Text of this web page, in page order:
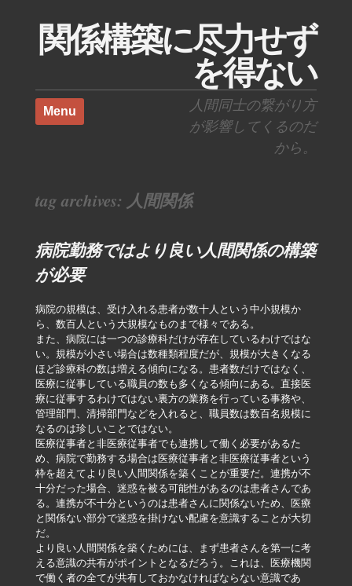
関係構築に尽力せず
を得ない
人間同士の繋がり方
が影響してくるのだ
から。
Menu
Skip to content
tag archives: 人間関係
病院勤務ではより良い人間関係の構築
が必要
病院の規模は、受け入れる患者が数十人という中小規模か
ら、数百人という大規模なものまで様々である。
また、病院には一つの診療科だけが存在しているわけではな
い。規模が小さい場合は数種類程度だが、規模が大きくなる
ほど診療科の数は増える傾向になる。患者数だけではなく、
医療に従事している職員の数も多くなる傾向にある。直接医
療に従事するわけではない裏方の業務を行っている事務や、
管理部門、清掃部門などを入れると、職員数は数百名規模に
なるのは珍しいことではない。
医療従事者と非医療従事者でも連携して働く必要があるた
め、病院で勤務する場合は医療従事者と非医療従事者という
枠を超えてより良い人間関係を築くことが重要だ。連携が不
十分だった場合、迷惑を被る可能性があるのは患者さんであ
る。連携が不十分というのは患者さんに関係ないため、医療
と関係ない部分で迷惑を掛けない配慮を意識することが大切
だ。
より良い人間関係を築くためには、まず患者さんを第一に考
える意識の共有がポイントとなるだろう。これは、医療機関
で働く者の全てが共有しておかなければならない意識であ